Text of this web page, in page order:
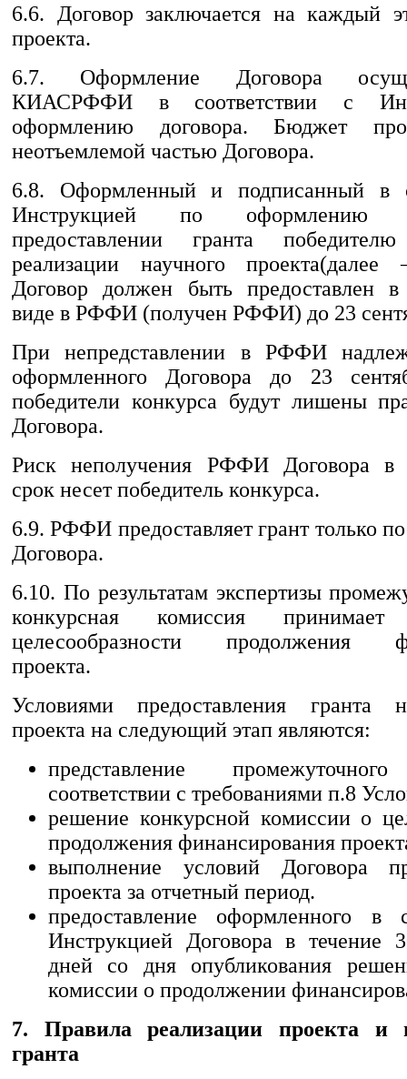
6.6. Договор заключается на каждый
проекта.
6.7. Оформление Договора
КИАСРФФИ в соответствии с
оформлению договора. Бюджет
неотъемлемой частью Договора.
6.8. Оформленный и подписанный в
Инструкцией по оформлению
предоставлении гранта
реализации научного проекта(далее
Договор должен быть предоставлен в
виде в РФФИ (получен РФФИ) до 23
При непредставлении в РФФИ
оформленного Договора до 23
победители конкурса будут лишены
Договора.
Риск неполучения РФФИ Договора в
срок несет победитель конкурса.
6.9. РФФИ предоставляет грант только
Договора.
6.10. По результатам экспертизы
конкурсная комиссия
целесообразности продолжения
проекта.
Условиями предоставления гранта
проекта на следующий этап являются:
представление
соответствии с требованиями п.8
решение конкурсной комиссии о
продолжения финансирования
выполнение условий Договора
проекта за отчетный период.
предоставление оформленного в
Инструкцией Договора в течение
дней со дня опубликования
комиссии о продолжении
7. Правила реализации проекта и
гранта